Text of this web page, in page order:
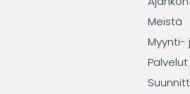
Meistä
Myynti-
Palvelut